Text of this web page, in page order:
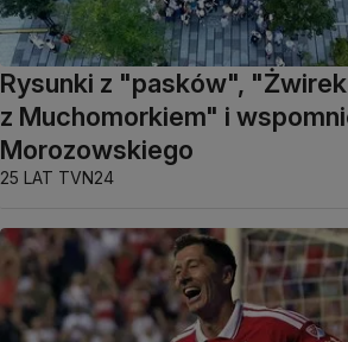
Rysunki z "pasków", "Żwirek
z Muchomorkiem" i
Morozowskiego
25 LAT TVN24